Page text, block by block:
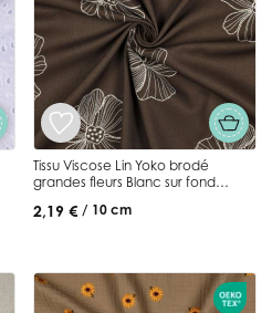
Tissu Viscose Lin Yoko brodé
grandes fleurs Blanc sur fond
2,19 € / 10 cm